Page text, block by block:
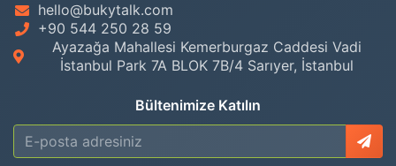
hello@bukytalk.com
+90 544 250 28 59
Ayazağa Mahallesi Kemerburgaz Caddesi Vadi
İstanbul Park 7A BLOK 7B/4 Sarıyer, İstanbul
Bültenimize Katılın